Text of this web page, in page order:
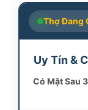
Thợ Đang
Uy Tín &
Có Mặt Sau